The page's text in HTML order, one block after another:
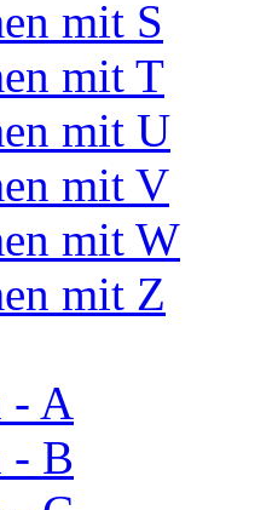
mit S
mit T
mit U
mit V
mit W
mit Z
- A
- B